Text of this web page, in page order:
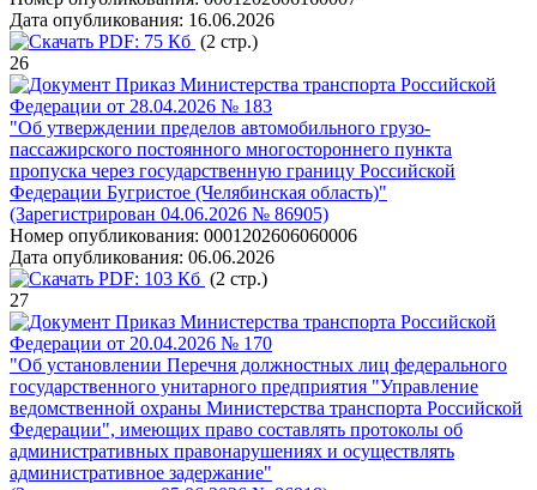
Дата опубликования: 16.06.2026
PDF: 75 Кб (2 стр.)
26
Приказ Министерства транспорта Российской
Федерации от 28.04.2026 № 183
"Об утверждении пределов автомобильного грузо-
пассажирского постоянного многостороннего пункта
пропуска через государственную границу Российской
Федерации Бугристое (Челябинская область)"
(Зарегистрирован 04.06.2026 № 86905)
Номер опубликования: 0001202606060006
Дата опубликования: 06.06.2026
PDF: 103 Кб (2 стр.)
27
Приказ Министерства транспорта Российской
Федерации от 20.04.2026 № 170
"Об установлении Перечня должностных лиц федерального
государственного унитарного предприятия "Управление
ведомственной охраны Министерства транспорта Российской
Федерации", имеющих право составлять протоколы об
административных правонарушениях и осуществлять
административное задержание"